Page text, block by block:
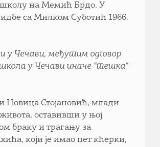
школу на Мемић Брдо. У
са Милком Суботић 1966.
у Чечави, међутим одговор
у Чечави иначе ”тешка”
Новица Стојановић, млади
оставивши у њој
браку и трагању за
који је имао пет кћерки,